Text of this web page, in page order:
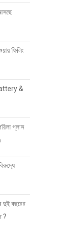
ফিলিং
&
গ্লাস
দুই বছরের
?